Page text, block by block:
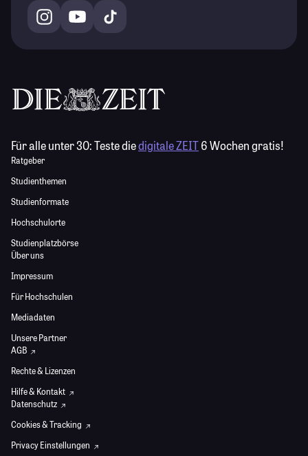
Für alle unter 30:Teste diedigitale ZEIT6 Wochen gratis!
Ratgeber
Studienthemen
Studienformate
Hochschulorte
Studienplatzbörse
Über uns
Impressum
Für Hochschulen
Mediadaten
Unsere Partner
AGB
Rechte & Lizenzen
Hilfe & Kontakt
Datenschutz
Cookies & Tracking
Privacy Einstellungen